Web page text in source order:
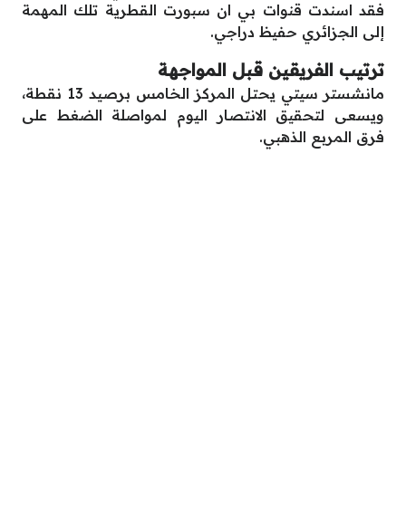
فقد اسندت قنوات بي ان سبورت القطرية تلك المهمة
إلى الجزائري حفيظ دراجي.
ترتيب الفريقين قبل المواجهة
مانشستر سيتي يحتل المركز الخامس برصيد 13 نقطة،
ويسعى لتحقيق الانتصار اليوم لمواصلة الضغط على
فرق المربع الذهبي.